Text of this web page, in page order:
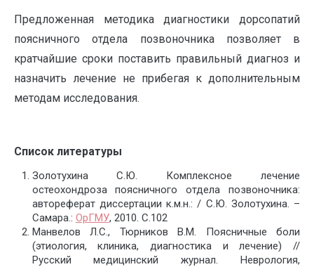
Предложенная методика диагностики дорсопатий
поясничного отдела позвоночника позволяет в
кратчайшие сроки поставить правильный диагноз и
назначить лечение не прибегая к дополнительным
методам исследования.
Список литературы
Золотухина С.Ю. Комплексное лечение
остеохондроза поясничного отдела позвоночника:
автореферат диссертации к.м.н.: / С.Ю. Золотухина. –
Самара.: ОрГМУ, 2010. С.102
Манвелов Л.С., Тюрников В.М. Поясничные боли
(этиология, клиника, диагностика и лечение) //
Русский медицинский журнал. Неврология,